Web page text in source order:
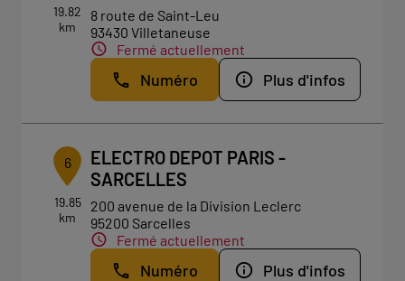
19.82
km
8 route de Saint-Leu
93430 Villetaneuse
Fermé actuellement
Numéro Plus d'infos
6
19.85
km
ELECTRO DEPOT PARIS -
SARCELLES
200 avenue de la Division Leclerc
95200 Sarcelles
Fermé actuellement
Numéro Plus d'infos